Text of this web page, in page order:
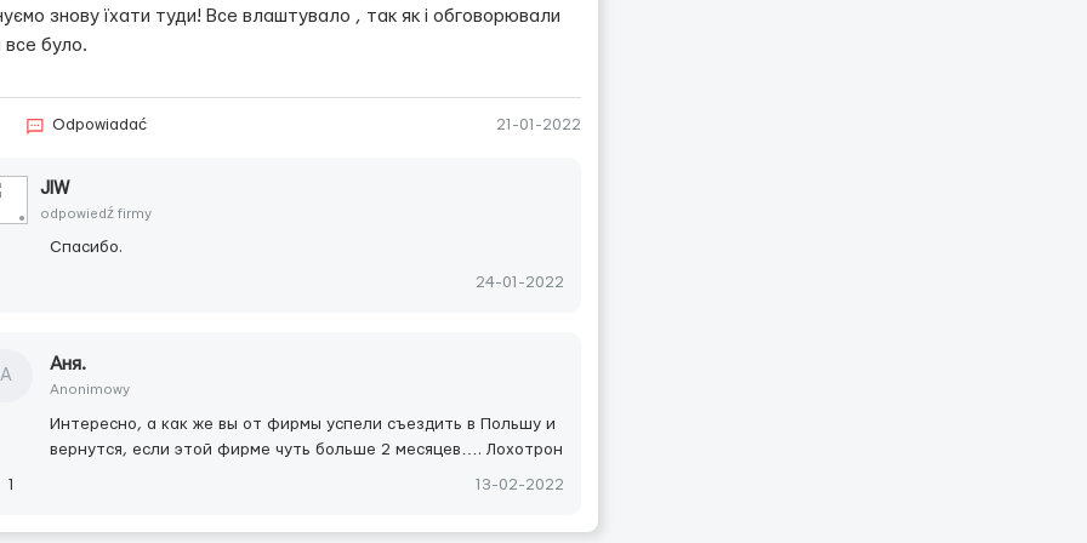
знову їхати туди! Все влаштувало , так як і обговорювали
все було.
Odpowiadać 21-01-2022
JIW
odpowiedź firmy
Спасибо.
24-01-2022
А
Аня.
Anonimowy
Интересно, а как же вы от фирмы успели съездить в Польшу и
вернутся, если этой фирме чуть больше 2 месяцев…. Лохотрон
1 13-02-2022